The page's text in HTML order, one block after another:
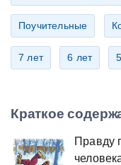
Поучительные
7 лет 6 лет
Краткое
Правду